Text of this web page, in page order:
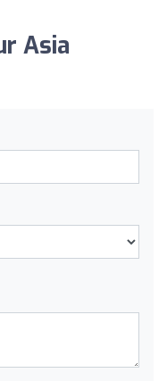
Asia